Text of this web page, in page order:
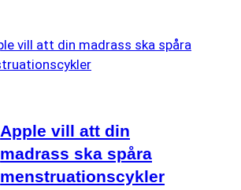
Apple vill att din
madrass ska spåra
menstruationscykler